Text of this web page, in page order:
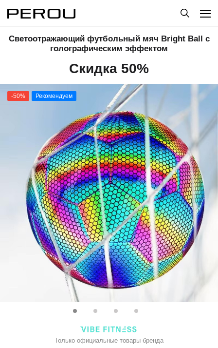
Светоотражающий футбольный мяч Bright Ball с
голографическим эффектом
Скидка 50%
-50% Рекомендуем
Только официальные товары бренда